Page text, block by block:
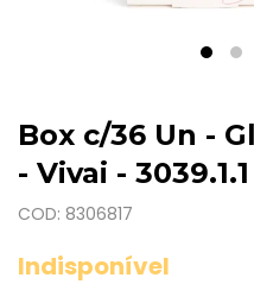
Box c/36 Un -
- Vivai - 3039.1.1
COD: 8306817
Indisponível